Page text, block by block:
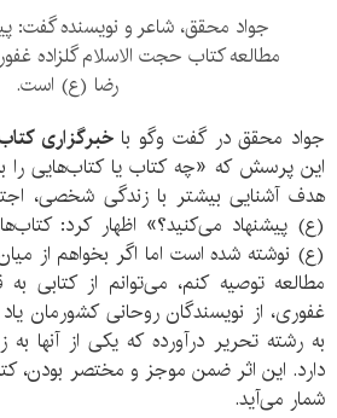
جواد محقق، شاعر و نویسنده گفت:
مطالعه کتاب حجت الاسلام گلزاده
رضا (ع) است.
جواد محقق در گفت وگو باخبرگزاری
این پرسش که «چه کتاب یا کتاب‌هایی را
هدف آشنایی بیشتر با زندگی شخصی،
(ع) پیشنهاد می‌کنید؟» اظهار کرد:
(ع) نوشته شده است اما اگر بخواهم از
مطالعه توصیه کنم، می‌توانم از کتابی
غفوری، از نویسندگان روحانی کشورمان
به رشته تحریر درآورده که یکی از آنها
دارد. این اثر ضمن موجز و مختصر بودن،
شمار می‌آید.